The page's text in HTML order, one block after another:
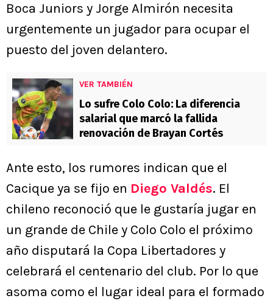
Boca Juniors y Jorge Almirón necesita
urgentemente un jugador para ocupar el
puesto del joven delantero.
VER TAMBIÉN
Lo sufre Colo Colo: La diferencia
salarial que marcó la fallida
renovación de Brayan Cortés
Ante esto, los rumores indican que el
Cacique ya se fijo en Diego Valdés. El
chileno reconoció que le gustaría jugar en
un grande de Chile y Colo Colo el próximo
año disputará la Copa Libertadores y
celebrará el centenario del club. Por lo que
asoma como el lugar ideal para el formado